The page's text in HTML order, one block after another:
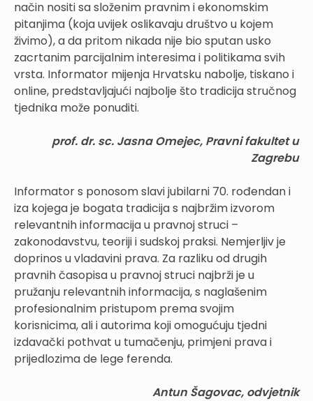
način nositi sa složenim pravnim i ekonomskim
pitanjima (koja uvijek oslikavaju društvo u kojem
živimo), a da pritom nikada nije bio sputan usko
zacrtanim parcijalnim interesima i politikama svih
vrsta. Informator mijenja Hrvatsku nabolje, tiskano i
online, predstavljajući najbolje što tradicija stručnog
tjednika može ponuditi.
prof. dr. sc. Jasna Omejec, Pravni fakultet u
Zagrebu
Informator s ponosom slavi jubilarni 70. rođendan i
iza kojega je bogata tradicija s najbržim izvorom
relevantnih informacija u pravnoj struci –
zakonodavstvu, teoriji i sudskoj praksi. Nemjerljiv je
doprinos u vladavini prava. Za razliku od drugih
pravnih časopisa u pravnoj struci najbrži je u
pružanju relevantnih informacija, s naglašenim
profesionalnim pristupom prema svojim
korisnicima, ali i autorima koji omogućuju tjedni
izdavački pothvat u tumačenju, primjeni prava i
prijedlozima de lege ferenda.
Antun Šagovac, odvjetnik